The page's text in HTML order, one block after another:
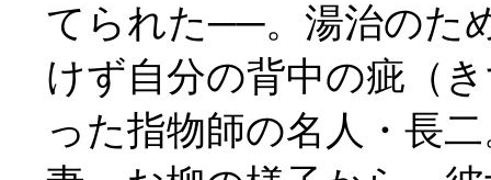
てられた──。湯治のた
けず自分の背中の疵（
った指物師の名人・長